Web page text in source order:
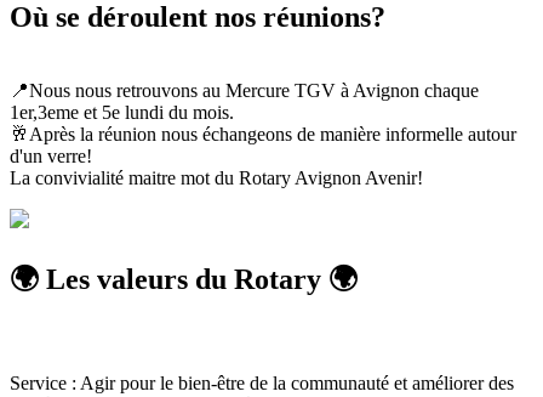
Où se déroulent nos réunions?
📍Nous nous retrouvons au Mercure TGV à Avignon chaque
1er,3eme et 5e lundi du mois.
🥂Après la réunion nous échangeons de manière informelle autour
d'un verre!
La convivialité maitre mot du Rotary Avignon Avenir!
🌍 Les valeurs du Rotary 🌍
Service : Agir pour le bien-être de la communauté et améliorer des